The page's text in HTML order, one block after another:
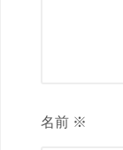
名前 ※